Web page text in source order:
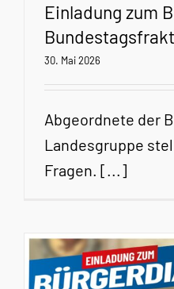
Einladung zum
30. Mai 2026
Abgeordnete der
Landesgruppe
Fragen. [...]